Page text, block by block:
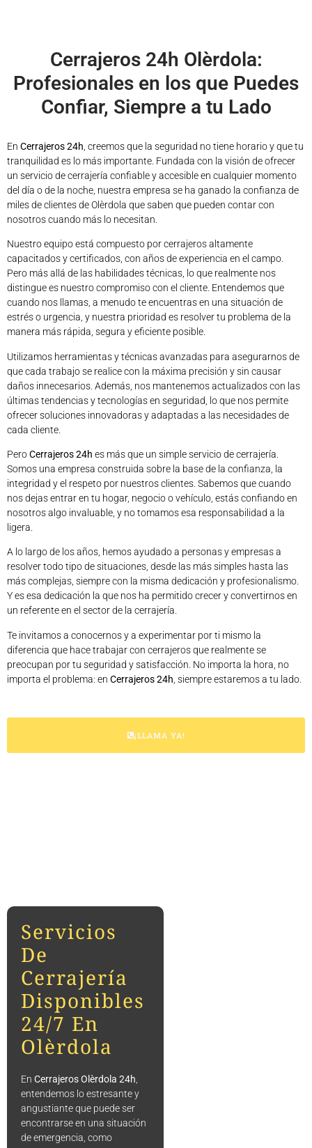
Cerrajeros 24h Olèrdola:
Profesionales en los que Puedes
Confiar, Siempre a tu Lado
En Cerrajeros 24h , creemos que la seguridad no tiene horario y que tu
tranquilidad es lo más importante. Fundada con la visión de ofrecer
un servicio de cerrajería confiable y accesible en cualquier momento
del día o de la noche, nuestra empresa se ha ganado la confianza de
miles de clientes de Olèrdola que saben que pueden contar con
nosotros cuando más lo necesitan.
Nuestro equipo está compuesto por cerrajeros altamente
capacitados y certificados, con años de experiencia en el campo.
Pero más allá de las habilidades técnicas, lo que realmente nos
distingue es nuestro compromiso con el cliente. Entendemos que
cuando nos llamas, a menudo te encuentras en una situación de
estrés o urgencia, y nuestra prioridad es resolver tu problema de la
manera más rápida, segura y eficiente posible.
Utilizamos herramientas y técnicas avanzadas para asegurarnos de
que cada trabajo se realice con la máxima precisión y sin causar
daños innecesarios. Además, nos mantenemos actualizados con las
últimas tendencias y tecnologías en seguridad, lo que nos permite
ofrecer soluciones innovadoras y adaptadas a las necesidades de
cada cliente.
PeroCerrajeros 24h es más que un simple servicio de cerrajería.
Somos una empresa construida sobre la base de la confianza, la
integridad y el respeto por nuestros clientes. Sabemos que cuando
nos dejas entrar en tu hogar, negocio o vehículo, estás confiando en
nosotros algo invaluable, y no tomamos esa responsabilidad a la
ligera.
A lo largo de los años, hemos ayudado a personas y empresas a
resolver todo tipo de situaciones, desde las más simples hasta las
más complejas, siempre con la misma dedicación y profesionalismo.
Y es esa dedicación la que nos ha permitido crecer y convertirnos en
un referente en el sector de la cerrajería.
Te invitamos a conocernos y a experimentar por ti mismo la
diferencia que hace trabajar con cerrajeros que realmente se
preocupan por tu seguridad y satisfacción. No importa la hora, no
importa el problema: en Cerrajeros 24h , siempre estaremos a tu lado.
¡LLAMA YA!
Servicios
De
Cerrajería
Disponibles
24/7 En
Olèrdola
En Cerrajeros Olèrdola 24h,
entendemos lo estresante y
angustiante que puede ser
encontrarse en una situación
de emergencia, como